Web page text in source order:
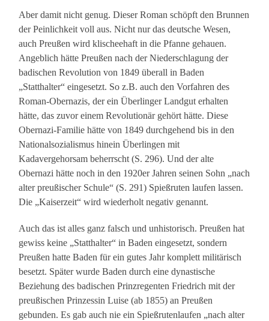
Aber damit nicht genug. Dieser Roman schöpft den Brunnen
der Peinlichkeit voll aus. Nicht nur das deutsche Wesen,
auch Preußen wird klischeehaft in die Pfanne gehauen.
Angeblich hätte Preußen nach der Niederschlagung der
badischen Revolution von 1849 überall in Baden
„Statthalter“ eingesetzt. So z.B. auch den Vorfahren des
Roman-Obernazis, der ein Überlinger Landgut erhalten
hätte, das zuvor einem Revolutionär gehört hätte. Diese
Obernazi-Familie hätte von 1849 durchgehend bis in den
Nationalsozialismus hinein Überlingen mit
Kadavergehorsam beherrscht (S. 296). Und der alte
Obernazi hätte noch in den 1920er Jahren seinen Sohn „nach
alter preußischer Schule“ (S. 291) Spießruten laufen lassen.
Die „Kaiserzeit“ wird wiederholt negativ genannt.
Auch das ist alles ganz falsch und unhistorisch. Preußen hat
gewiss keine „Statthalter“ in Baden eingesetzt, sondern
Preußen hatte Baden für ein gutes Jahr komplett militärisch
besetzt. Später wurde Baden durch eine dynastische
Beziehung des badischen Prinzregenten Friedrich mit der
preußischen Prinzessin Luise (ab 1855) an Preußen
gebunden. Es gab auch nie ein Spießrutenlaufen „nach alter